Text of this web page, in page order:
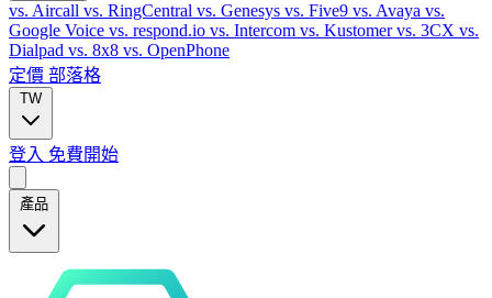
vs. Aircall vs. RingCentral vs. Genesys vs. Five9 vs. Avaya vs.
Google Voice vs. respond.io vs. Intercom vs. Kustomervs. 3CX vs.
Dialpad vs. 8x8 vs. OpenPhone
定價 部落格
TW
登入 免費開始
產品